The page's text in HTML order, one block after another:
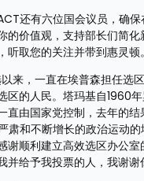
还有六位国会议员，确
的价值观，支持部长们简
取您的关注并带到惠灵顿。
来，一直在埃普森担任选
区的人民。塔玛基自1960年
直由国家党控制，去年的结
肃和不断增长的政治运动
谢顺利建立高效选区办公
给予我投票的人，我谢谢